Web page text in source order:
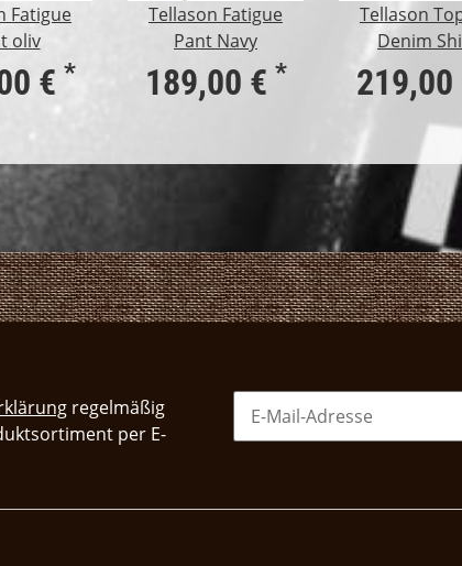
Fatigue
oliv
€ *
Tellason Fatigue
Pant Navy
189,00 € *
Tellason
Denim
regelmäßig
per E-